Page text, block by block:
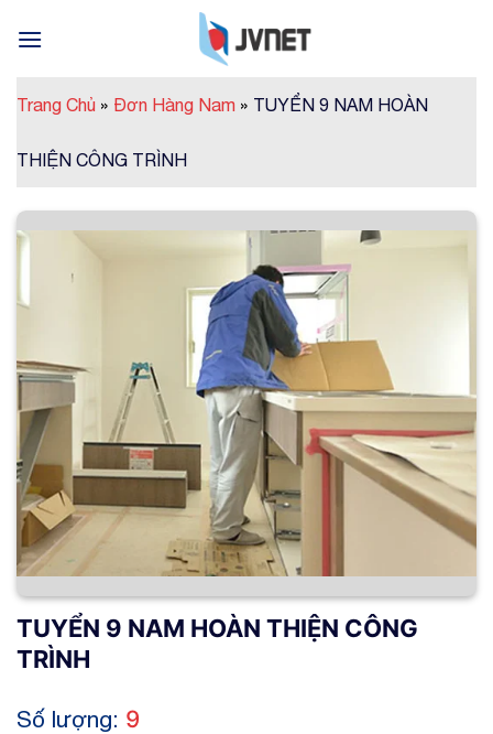
Trang Chủ » Đơn Hàng Nam » TUYỂN 9 NAM HOÀN
THIỆN CÔNG TRÌNH
TUYỂN 9 NAM HOÀN THIỆN CÔNG
TRÌNH
Số lượng: 9